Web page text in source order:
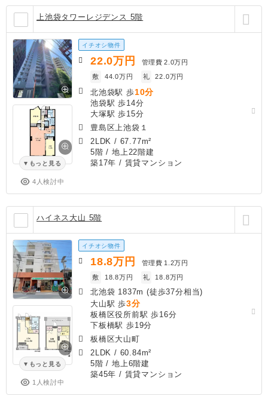
上池袋タワーレジデンス 5階
もっと見る
4人検討中
イチオシ物件
22.0万円 管理費 2.0万円
敷
44.0万円 礼 22.0万円
北池袋駅 歩10分
池袋駅 歩14分
大塚駅 歩15分
豊島区上池袋１
2LDK / 67.77m²
5階 / 地上22階建
築17年 / 賃貸マンション
ハイネス大山 5階
もっと見る
1人検討中
イチオシ物件
18.8万円 管理費 1.2万円
敷
18.8万円 礼 18.8万円
北池袋 1837m (徒歩37分相当)
大山駅 歩3分
板橋区役所前駅 歩16分
下板橋駅 歩19分
板橋区大山町
2LDK / 60.84m²
5階 / 地上6階建
築45年 / 賃貸マンション